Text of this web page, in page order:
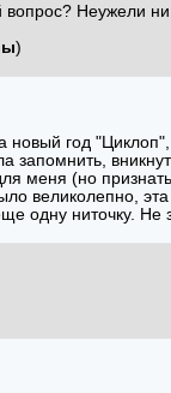
вопрос? Неужели
)
год
меня (но
великолепно,
одну ниточку.